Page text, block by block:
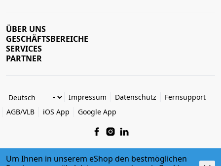
ÜBER UNS
GESCHÄFTSBEREICHE
SERVICES
PARTNER
Impressum Datenschutz
Fernsupport
AGB/VLB
iOS App Google App
Um Ihnen in unserem eShop den bestmöglichen